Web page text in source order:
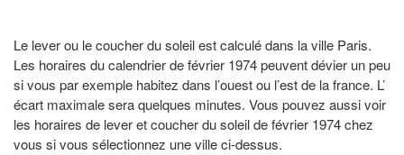
Le lever ou le coucher du soleil est calculé dans la ville Paris.
Les horaires du calendrier de février 1974 peuvent dévier un peu
si vous par exemple habitez dans l’ouest ou l’est de la france. L’
écart maximale sera quelques minutes. Vous pouvez aussi voir
les horaires de lever et coucher du soleil de février 1974 chez
vous si vous sélectionnez une ville ci-dessus.